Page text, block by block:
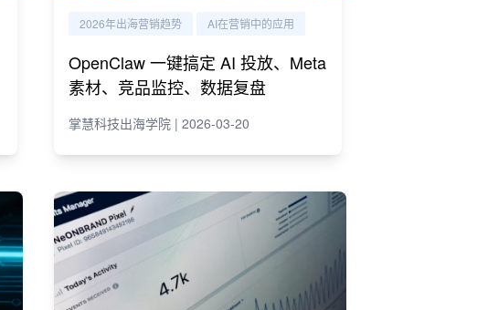
2026年出海营销趋势 AI在营销中的应用
OpenClaw 一键搞定 AI 投放、Meta
素材、竞品监控、数据复盘
掌慧科技出海学院 | 2026-03-20